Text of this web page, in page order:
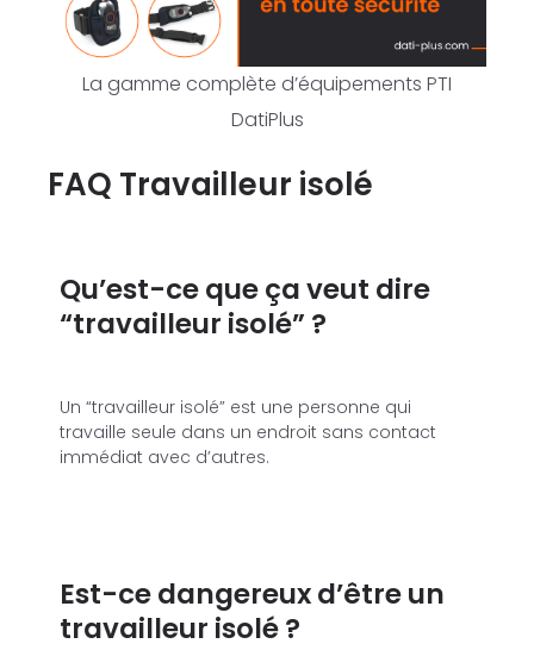
La gamme complète d’équipements PTI
DatiPlus
FAQ Travailleur isolé
Qu’est-ce que ça veut dire
“travailleur isolé” ?
Un “travailleur isolé” est une personne qui
travaille seule dans un endroit sans contact
immédiat avec d’autres.
Est-ce dangereux d’être un
travailleur isolé ?